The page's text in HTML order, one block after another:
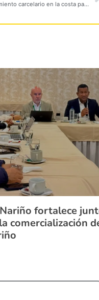
Gobernación de Nariño impulsa centro de paso para mitigar hacinamiento carcelario en la costa pacífica
fortalece
comercialización